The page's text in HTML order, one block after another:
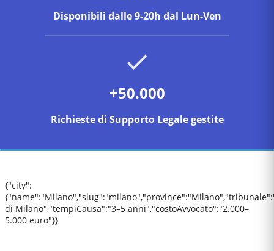
Disponibili dalle 9-20h dal Lun-Ven
+50.000
Richieste di Supporto Legale gestite
{"city":
di Milano","tempiCausa":"3–5 anni","costoAvvocato":"2.000–
5.000 euro"}}